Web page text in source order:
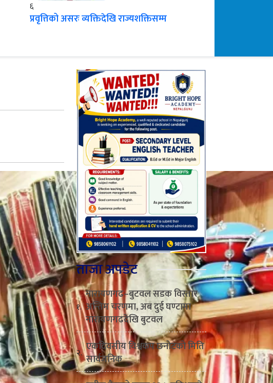
६
प्रवृत्तिको असरः व्यक्तिदेखि राज्यशक्तिसम्म
ताजा अपडेट
१.
नारायणगढ–बुटवल सडक विस्तार
अन्तिम चरणमा, अब दुई घण्टामा
नारायणगढदेखि बुटवल
२. एकदिवसीय विश्वकप छनोटको मिति
सार्वजनिक